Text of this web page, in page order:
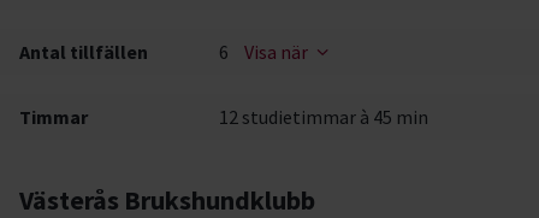
Antal tillfällen 6 Visa när
Timmar 12 studietimmar à 45 min
Västerås Brukshundklubb